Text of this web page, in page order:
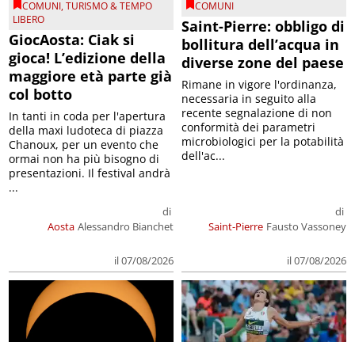
COMUNI,TURISMO & TEMPO
LIBERO
GiocAosta: Ciak si
gioca! L’edizione della
maggiore età parte già
col botto
Aosta
di
Alessandro Bianchet
il 07/08/2026
In tanti in coda per l'apertura
della maxi ludoteca di piazza
Chanoux, per un evento che
ormai non ha più bisogno di
presentazioni. Il festival andrà
...
COMUNI
Saint-Pierre: obbligo di
bollitura dell’acqua in
diverse zone del paese
Saint-Pierre
di
Fausto Vassoney
il 07/08/2026
Rimane in vigore l'ordinanza,
necessaria in seguito alla
recente segnalazione di non
conformità dei parametri
microbiologici per la potabilità
dell'ac...